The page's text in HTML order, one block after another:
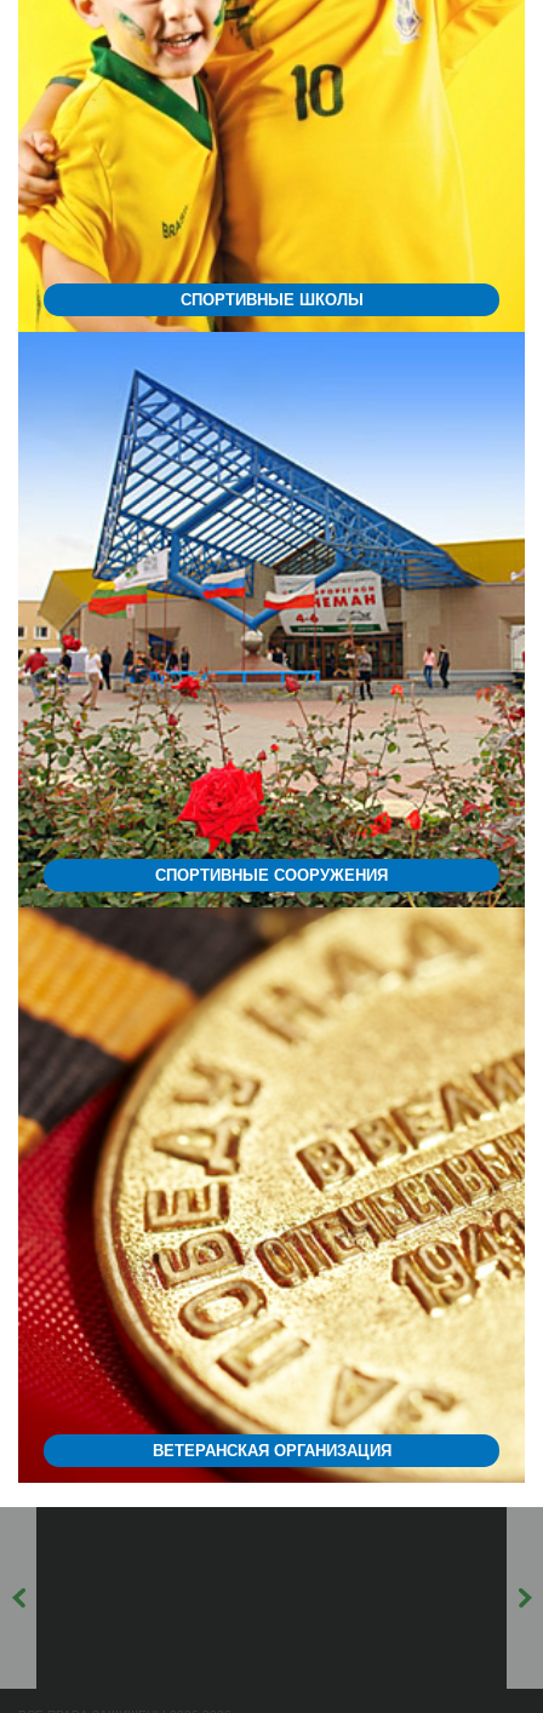
СПОРТИВНЫЕ ШКОЛЫ
СПОРТИВНЫЕ СООРУЖЕНИЯ
ВЕТЕРАНСКАЯ ОРГАНИЗАЦИЯ